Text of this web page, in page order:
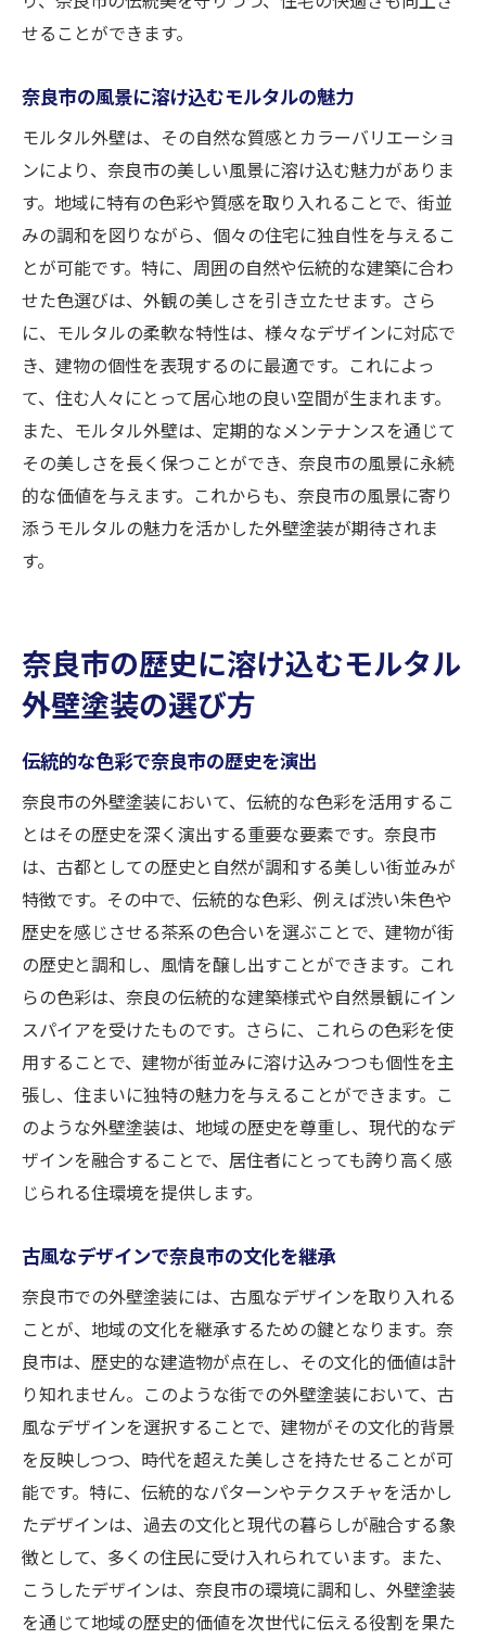
モルタル採用で実現する奈良市の施工例
モルタルが奈良市で人気の理由を探る
奈良市の風景に調和するモルタルの美しさ
せることができます。
奈良市の風景に溶け込むモルタルの魅力
モルタル外壁は、その自然な質感とカラーバリエーショ
ンにより、奈良市の美しい風景に溶け込む魅力がありま
す。地域に特有の色彩や質感を取り入れることで、街並
みの調和を図りながら、個々の住宅に独自性を与えるこ
とが可能です。特に、周囲の自然や伝統的な建築に合わ
せた色選びは、外観の美しさを引き立たせます。さら
に、モルタルの柔軟な特性は、様々なデザインに対応で
き、建物の個性を表現するのに最適です。これによっ
て、住む人々にとって居心地の良い空間が生まれます。
また、モルタル外壁は、定期的なメンテナンスを通じて
その美しさを長く保つことができ、奈良市の風景に永続
的な価値を与えます。これからも、奈良市の風景に寄り
添うモルタルの魅力を活かした外壁塗装が期待されま
す。
奈良市の歴史に溶け込むモルタル
外壁塗装の選び方
伝統的な色彩で奈良市の歴史を演出
奈良市の外壁塗装において、伝統的な色彩を活用するこ
とはその歴史を深く演出する重要な要素です。奈良市
は、古都としての歴史と自然が調和する美しい街並みが
特徴です。その中で、伝統的な色彩、例えば渋い朱色や
歴史を感じさせる茶系の色合いを選ぶことで、建物が街
の歴史と調和し、風情を醸し出すことができます。これ
らの色彩は、奈良の伝統的な建築様式や自然景観にイン
スパイアを受けたものです。さらに、これらの色彩を使
用することで、建物が街並みに溶け込みつつも個性を主
張し、住まいに独特の魅力を与えることができます。こ
のような外壁塗装は、地域の歴史を尊重し、現代的なデ
ザインを融合することで、居住者にとっても誇り高く感
じられる住環境を提供します。
古風なデザインで奈良市の文化を継承
奈良市での外壁塗装には、古風なデザインを取り入れる
ことが、地域の文化を継承するための鍵となります。奈
良市は、歴史的な建造物が点在し、その文化的価値は計
り知れません。このような街での外壁塗装において、古
風なデザインを選択することで、建物がその文化的背景
を反映しつつ、時代を超えた美しさを持たせることが可
能です。特に、伝統的なパターンやテクスチャを活かし
たデザインは、過去の文化と現代の暮らしが融合する象
徴として、多くの住民に受け入れられています。また、
こうしたデザインは、奈良市の環境に調和し、外壁塗装
を通じて地域の歴史的価値を次世代に伝える役割を果た